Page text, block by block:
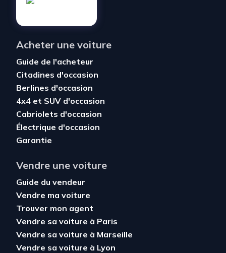
Acheter une voiture
Guide de l'acheteur
Citadines d'occasion
Berlines d'occasion
4x4 et SUV d'occasion
Cabriolets d'occasion
Électrique d'occasion
Garantie
Vendre une voiture
Guide du vendeur
Vendre ma voiture
Trouver mon agent
Vendre sa voiture à Paris
Vendre sa voiture à Marseille
Vendre sa voiture à Lyon